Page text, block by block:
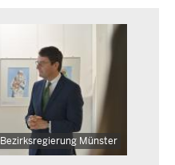
Bezirksregierung Münster